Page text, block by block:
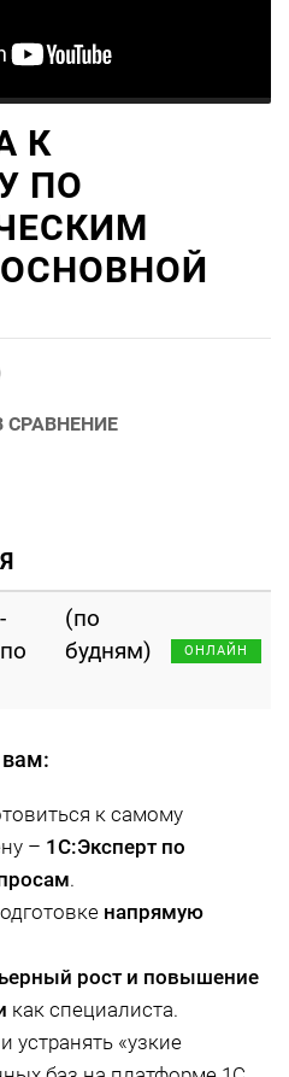
К
ПО
СРАВНЕНИЕ
(по
будням)
ОНЛАЙН
к самому
– 1С:Эксперт по
.
напрямую
рост и повышение
как специалиста.
устранять «узкие